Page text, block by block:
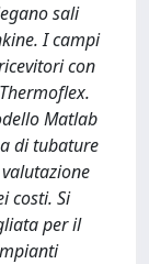
sali
I campi
con
Matlab
di tubature
costi. Si
per il